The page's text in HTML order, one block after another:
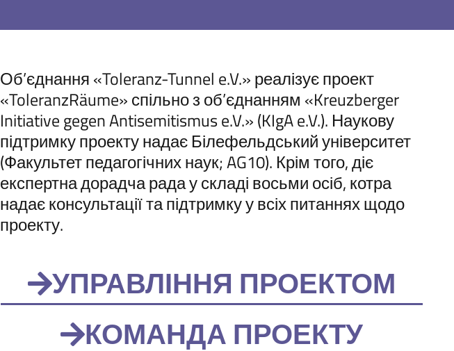
Об’єднання «Toleranz-Tunnel e.V.» реалізує проект
«ToleranzRäume» спільно з об’єднанням «Kreuzberger
Initiative gegen Antisemitismus e.V.» (KIgA e.V.). Наукову
підтримку проекту надає Білефельдський університет
(Факультет педагогічних наук; AG10). Крім того, діє
експертна дорадча рада у складі восьми осіб, котра
надає консультації та підтримку у всіх питаннях щодо
проекту.
УПРАВЛІННЯ ПРОЕКТОМ
КОМАНДА ПРОЕКТУ